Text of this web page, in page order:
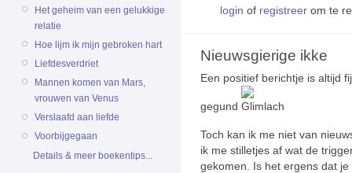
Het geheim van een gelukkige
relatie
Hoe lijm ik mijn gebroken hart
Liefdesverdriet
Mannen komen van Mars,
vrouwen van Venus
Verslaafd aan liefde
Voorbijgegaan
Details & meer boekentips...
login of registreer om te
Nieuwsgierige ikke
Een positief berichtje is altijd
gegund
Toch kan ik me niet van
ik me stilletjes af wat de
gekomen. Is het ergens dat